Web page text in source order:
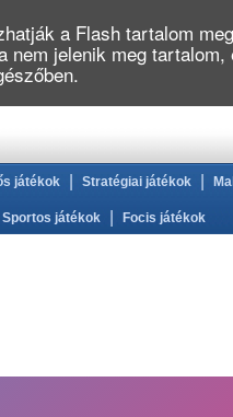
játékok Stratégiai játékok
Sportos játékok Focis játékok
a Flash tartalom
nem jelenik meg